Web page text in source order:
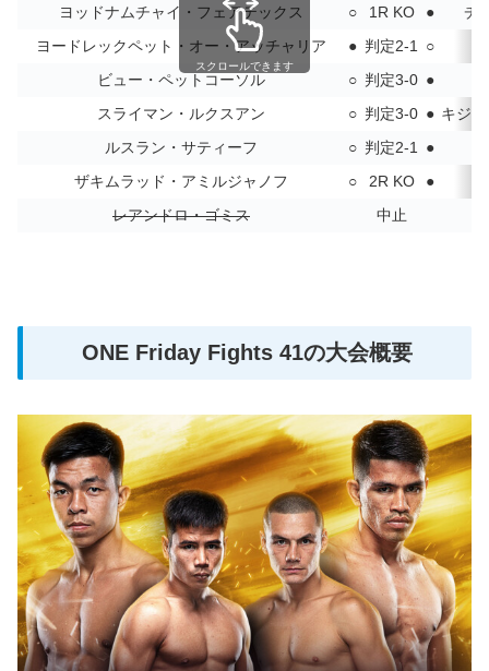
ヨッドナムチャイ・フェアテックス
○ 1R KO ●
チ
ヨードレックペット・オー・アッチャリア
● 判定2-1
○
ビュー・ペットコーソル
○ 判定3-0 ●
スライマン・ルクスアン
○ 判定3-0 ● キジ
ルスラン・サティーフ
○ 判定2-1 ●
ザキムラッド・アミルジャノフ
○ 2R KO
●
レアンドロ・ゴミス
中止
スクロールできます
ONE Friday Fights 41の大会概要